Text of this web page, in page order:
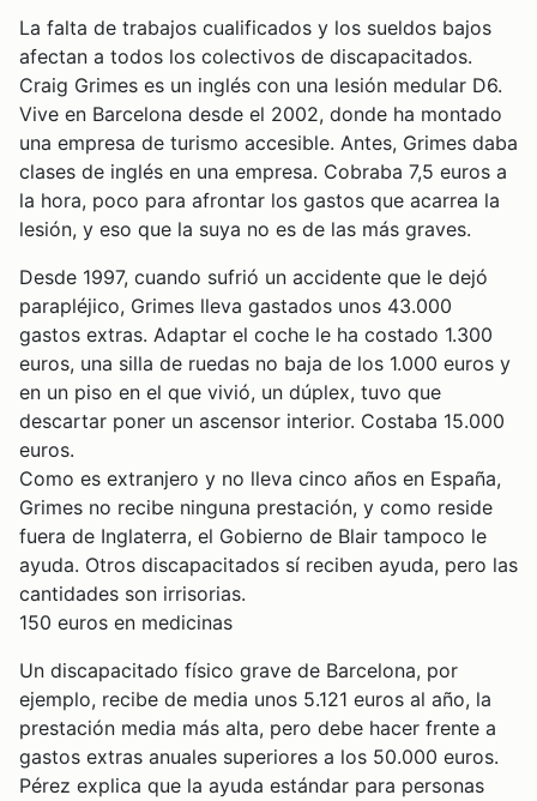
La falta de trabajos cualificados y los sueldos bajos
afectan a todos los colectivos de discapacitados.
Craig Grimes es un inglés con una lesión medular D6.
Vive en Barcelona desde el 2002, donde ha montado
una empresa de turismo accesible. Antes, Grimes daba
clases de inglés en una empresa. Cobraba 7,5 euros a
la hora, poco para afrontar los gastos que acarrea la
lesión, y eso que la suya no es de las más graves.
Desde 1997, cuando sufrió un accidente que le dejó
parapléjico, Grimes lleva gastados unos 43.000
gastos extras. Adaptar el coche le ha costado 1.300
euros, una silla de ruedas no baja de los 1.000 euros y
en un piso en el que vivió, un dúplex, tuvo que
descartar poner un ascensor interior. Costaba 15.000
euros.
Como es extranjero y no lleva cinco años en España,
Grimes no recibe ninguna prestación, y como reside
fuera de Inglaterra, el Gobierno de Blair tampoco le
ayuda. Otros discapacitados sí reciben ayuda, pero las
cantidades son irrisorias.
150 euros en medicinas
Un discapacitado físico grave de Barcelona, por
ejemplo, recibe de media unos 5.121 euros al año, la
prestación media más alta, pero debe hacer frente a
gastos extras anuales superiores a los 50.000 euros.
Pérez explica que la ayuda estándar para personas